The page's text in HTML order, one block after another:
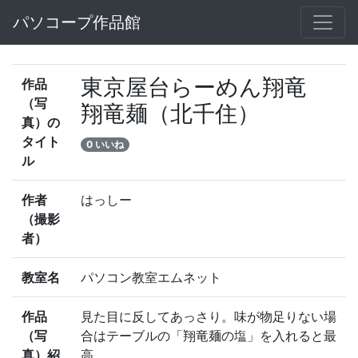
パソコープ作品館
作品
（写
真）の
タイト
ル
東京屋台らーめん翔竜
翔竜麺（北千住）
0 いいね
作者
（撮影
者）
はっしー
教室名 パソコン教室エムネット
作品
（写
真）紹
見た目に反してあっさり。味が物足りない場
合はテーブルの「翔竜麺の塩」を入れると最
高。